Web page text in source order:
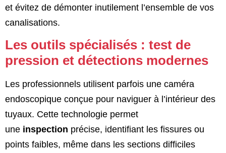
et évitez de démonter inutilement l’ensemble de vos
canalisations.
Les outils spécialisés : test de
pression et détections modernes
Les professionnels utilisent parfois une caméra
endoscopique conçue pour naviguer à l’intérieur des
tuyaux. Cette technologie permet
une inspection précise, identifiant les fissures ou
points faibles, même dans les sections difficiles